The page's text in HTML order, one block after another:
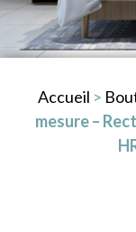
Accueil >
mesure –